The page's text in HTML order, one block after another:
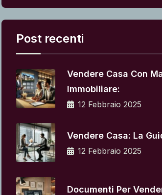
Post recenti
Vendere Casa Con
Immobiliare:
12 Febbraio 2025
Vendere Casa: La
12 Febbraio 2025
Documenti Per